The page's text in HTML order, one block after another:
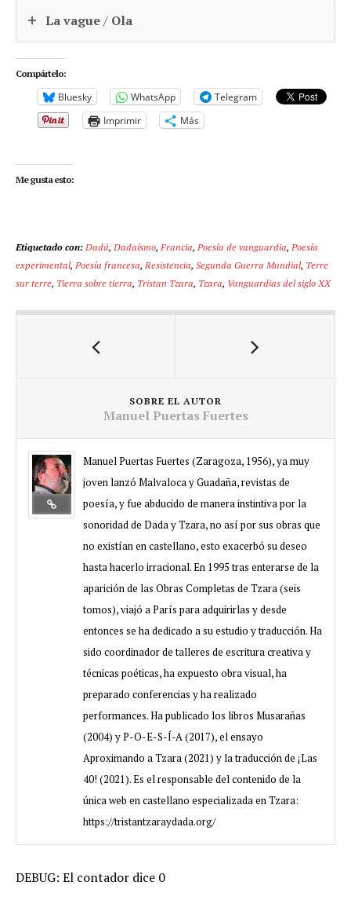
La vague/ Ola
Compártelo:
Bluesky WhatsApp
Telegram
Imprimir
Más
Me gusta esto:
Etiquetado con: Dadá, Dadaísmo, Francia, Poesía de vanguardia, Poesía
experimental, Poesía francesa, Resistencia, Segunda Guerra Mundial, Terre
sur terre, Tierra sobre tierra, Tristan Tzara, Tzara, Vanguardias del siglo XX
SOBRE EL AUTOR
Manuel Puertas Fuertes
Manuel Puertas Fuertes (Zaragoza, 1956), ya muy
joven lanzó Malvaloca y Guadaña, revistas de
poesía, y fue abducido de manera instintiva por la
sonoridad de Dada y Tzara, no así por sus obras que
no existían en castellano, esto exacerbó su deseo
hasta hacerlo irracional. En 1995 tras enterarse de la
aparición de las Obras Completas de Tzara (seis
tomos), viajó a París para adquirirlas y desde
entonces se ha dedicado a su estudio y traducción. Ha
sido coordinador de talleres de escritura creativa y
técnicas poéticas, ha expuesto obra visual, ha
preparado conferencias y ha realizado
performances. Ha publicado los libros Musarañas
(2004) y P-O-E-S-Í-A (2017), el ensayo
Aproximando a Tzara (2021) y la traducción de ¡Las
40! (2021). Es el responsable del contenido de la
única web en castellano especializada en Tzara:
https://tristantzaraydada.org/
DEBUG: El contador dice 0